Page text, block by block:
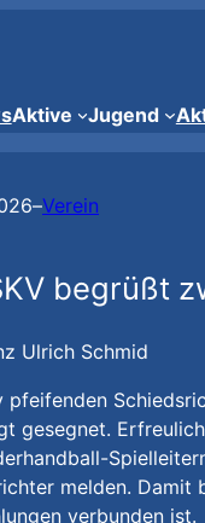
Aktive Jugend
–Verein
begrüßt
Ulrich Schmid
pfeifenden
gesegnet.
melden. Damit
verbunden ist.